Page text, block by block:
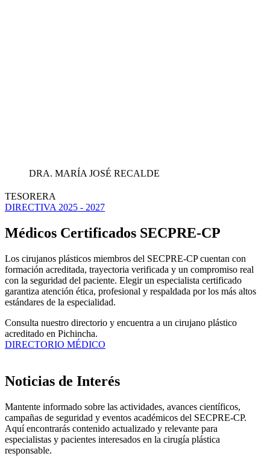
DRA. MARÍA JOSÉ RECALDE
TESORERA
DIRECTIVA 2025 - 2027
Médicos Certificados SECPRE-CP
Los cirujanos plásticos miembros del SECPRE-CP cuentan con
formación acreditada, trayectoria verificada y un compromiso real
con la seguridad del paciente. Elegir un especialista certificado
garantiza atención ética, profesional y respaldada por los más altos
estándares de la especialidad.
Consulta nuestro directorio y encuentra a un cirujano plástico
acreditado en Pichincha.
DIRECTORIO MÉDICO
Noticias de Interés
Mantente informado sobre las actividades, avances científicos,
campañas de seguridad y eventos académicos del SECPRE-CP.
Aquí encontrarás contenido actualizado y relevante para
especialistas y pacientes interesados en la cirugía plástica
responsable.